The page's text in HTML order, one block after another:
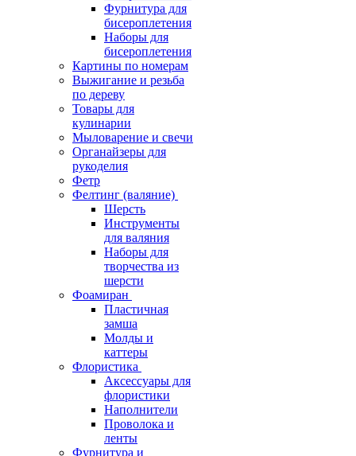
Фурнитура для
бисероплетения
Наборы для
бисероплетения
Картины по номерам
Выжигание и резьба
по дереву
Товары для
кулинарии
Мыловарение и свечи
Органайзеры для
рукоделия
Фетр
Фелтинг (валяние)
Шерсть
Инструменты
для валяния
Наборы для
творчества из
шерсти
Фоамиран
Пластичная
замша
Молды и
каттеры
Флористика
Аксессуары для
флористики
Наполнители
Проволока и
ленты
Фурнитура и